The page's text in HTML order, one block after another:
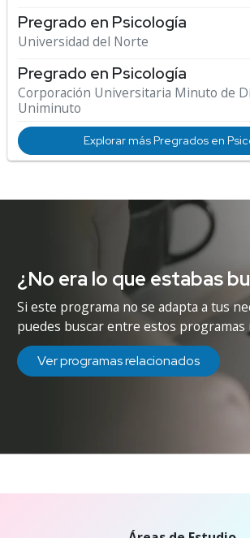
Pregrado en Psicología
Universidad del Norte
Pregrado en Psicología
Corporación Universitaria Minuto de
Uniminuto
Explorar más Pregrados en
¿No era lo que estabas
Si este programa no se adapta a tus
puedes buscar entre estos programas
Ver programas relacionados